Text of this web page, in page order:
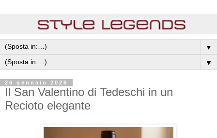
▼
▼
26 gennaio 2026
Il San Valentino di Tedeschi in un
Recioto elegante